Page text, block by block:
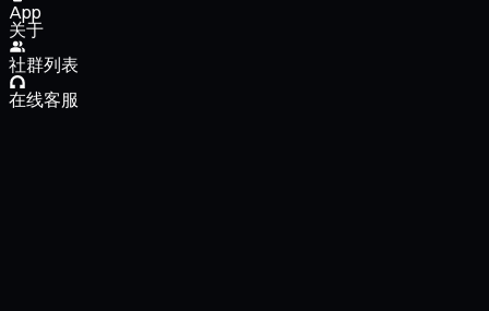
App
关于
社群列表
在线客服